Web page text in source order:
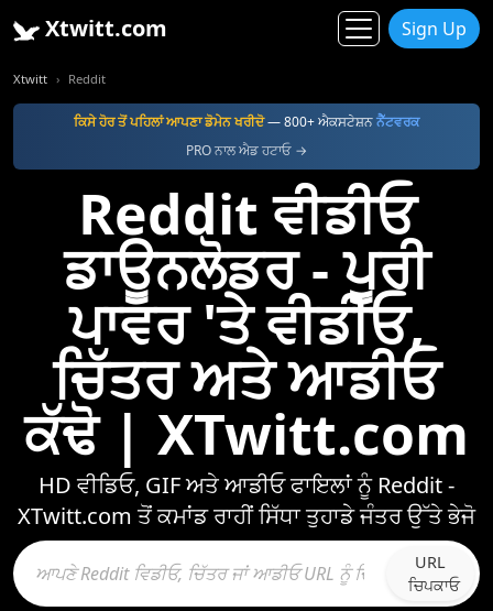
Xtwitt.com Sign Up
Xtwitt Reddit
ਕਿਸੇ ਹੋਰ ਤੋਂ ਪਹਿਲਾਂ ਆਪਣਾ ਡੋਮੇਨ ਖਰੀਦੋ— 800+ ਐਕਸਟੇਸ਼ਨਨੈੱਟਵਰਕ
PRO ਨਾਲ ਐਡ ਹਟਾਓ →
Reddit ਵੀਡੀਓ
ਡਾਊਨਲੋਡਰ - ਪੂਰੀ
ਪਾਵਰ 'ਤੇ ਵੀਡੀਓ,
ਚਿੱਤਰ ਅਤੇ ਆਡੀਓ
ਕੱਢੋ | XTwitt.com
HD ਵੀਡਿਓ, GIF ਅਤੇ ਆਡੀਓ ਫਾਇਲਾਂ ਨੂੰ Reddit -
XTwitt.com ਤੋਂ ਕਮਾਂਡ ਰਾਹੀਂ ਸਿੱਧਾ ਤੁਹਾਡੇ ਜੰਤਰ ਉੱਤੇ ਭੇਜੋ
URL
ਚਿਪਕਾਓ